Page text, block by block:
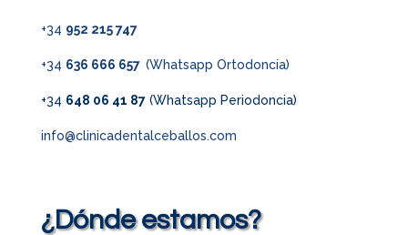
+34 952 215 747
+34 636 666 657 (Whatsapp Ortodoncia)
+34 648 06 41 87(Whatsapp Periodoncia)
info@clinicadentalceballos.com
¿Dónde estamos?